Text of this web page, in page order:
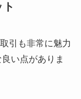
引も非常に魅力
い点がありま